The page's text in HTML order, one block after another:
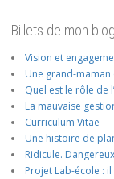
Billets de mon
Vision et
Une grand-
Quel est le rôle de
La mauvaise
Curriculum Vitae
Une histoire de
Ridicule.
Projet Lab-école :